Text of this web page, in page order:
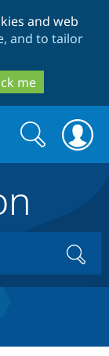
and web
and to tailor
me
Drupal Core
Drupal CMS
Download
Search
form
Search
Search